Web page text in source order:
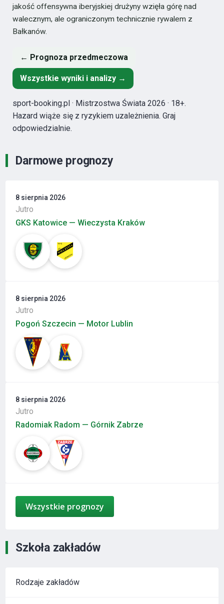
Darmowe prognozy
8 sierpnia 2026
Jutro
GKS Katowice — Wieczysta Kraków
8 sierpnia 2026
Jutro
Pogoń Szczecin — Motor Lublin
8 sierpnia 2026
Jutro
Radomiak Radom — Górnik Zabrze
Wszystkie prognozy
Szkoła zakładów
Rodzaje zakładów
jakość offensywna iberyjskiej drużyny wzięła górę nad
walecznym, ale ograniczonym technicznie rywalem z
Bałkanów.
← Prognoza przedmeczowa
Wszystkie wyniki i analizy →
sport-booking.pl · Mistrzostwa Świata 2026 · 18+.
Hazard wiąże się z ryzykiem uzależnienia. Graj
odpowiedzialnie.